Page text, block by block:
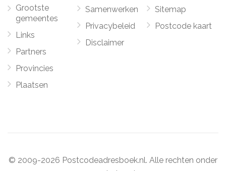
Grootste
gemeentes
Links
Partners
Provincies
Plaatsen
Samenwerken
Privacybeleid
Disclaimer
Sitemap
Postcode kaart
© 2009-2026 Postcodeadresboek.nl. Alle rechten onder